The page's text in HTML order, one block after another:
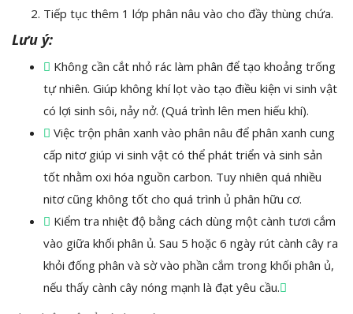
Tiếp tục thêm 1 lớp phân nâu vào cho đầy thùng chứa.
Lưu ý:
Không cần cắt nhỏ rác làm phân để tạo khoảng trống
tự nhiên. Giúp không khí lọt vào tạo điều kiện vi sinh vật
có lợi sinh sôi, nảy nở. (Quá trình lên men hiếu khí).
Việc trộn phân xanh vào phân nâu để phân xanh cung
cấp nitơ giúp vi sinh vật có thể phát triển và sinh sản
tốt nhằm oxi hóa nguồn carbon. Tuy nhiên quá nhiều
nitơ cũng không tốt cho quá trình ủ phân hữu cơ.
Kiểm tra nhiệt độ bằng cách dùng một cành tươi cắm
vào giữa khối phân ủ. Sau 5 hoặc 6 ngày rút cành cây ra
khỏi đống phân và sờ vào phần cắm trong khối phân ủ,
nếu thấy cành cây nóng mạnh là đạt yêu cầu.